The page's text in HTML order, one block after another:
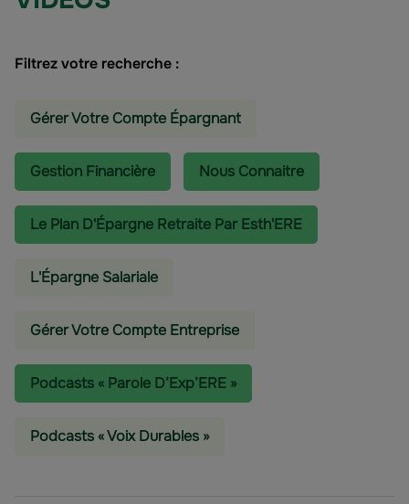
Filtrez votre recherche :
Gérer Votre Compte Épargnant
Gestion Financière Nous Connaitre
Le Plan D'Épargne Retraite Par Esth'ERE
L'épargne Salariale
Gérer Votre Compte Entreprise
Podcasts « Parole D’Exp’ERE »
Podcasts « Voix Durables »